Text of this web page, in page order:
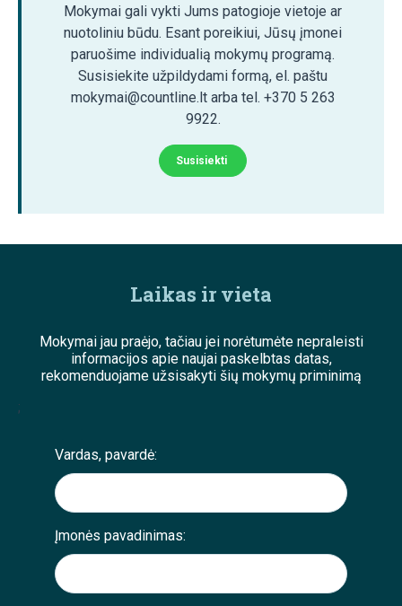
Mokymai gali vykti Jums patogioje vietoje ar
nuotoliniu būdu. Esant poreikiui, Jūsų įmonei
paruošime individualią mokymų programą.
Susisiekite užpildydami formą, el. paštu
mokymai@countline.lt arba tel. +370 5 263
9922.
Susisiekti
Laikas ir vieta
Mokymai jau praėjo, tačiau jei norėtumėte nepraleisti
informacijos apie naujai paskelbtas datas,
rekomenduojame užsisakyti šių mokymų priminimą
;
Vardas, pavardė:
Įmonės pavadinimas: